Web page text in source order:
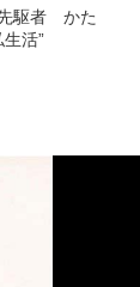
駆者 かた
活”